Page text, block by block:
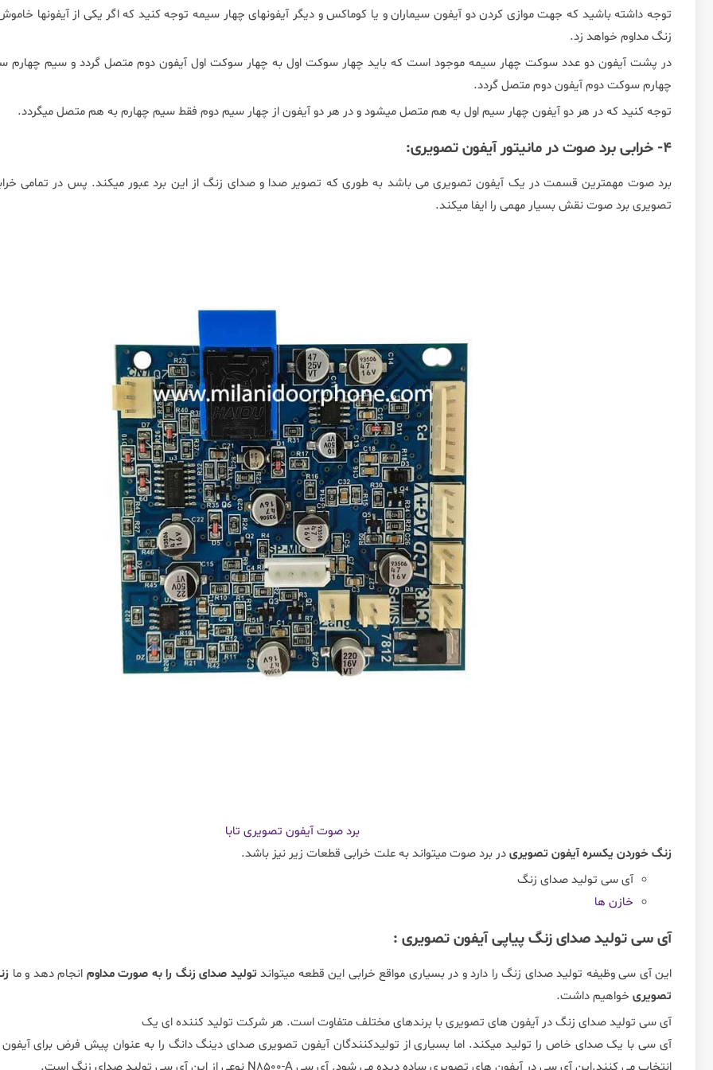
توجه داشته باشید که جهت موازی کردن دو آیفون سیماران و یا کوماکس و دیگر آیفونهای چهار سیمه توجه کنید که اگر یکی از آیفونها
زنگ مداوم خواهد زد.
در پشت آیفون دو عدد سوکت چهار سیمه موجود است که باید چهار سوکت اول به چهار سوکت اول آیفون دوم متصل گردد و سیم
چهارم سوکت دوم آیفون دوم متصل گردد.
توجه کنید که در هر دو آیفون چهار سیم اول به هم متصل میشود و در هر دو آیفون از چهار سیم دوم فقط سیم چهارم به هم متصل میگردد.
4- خرابی برد صوت در مانیتور آیفون تصویری:
برد صوت مهمترین قسمت در یک آیفون تصویری می باشد به طوری که تصویر صدا و صدای زنگ از این برد عبور میکند. پس در تمامی
تصویری برد صوت نقش بسیار مهمی را ایفا میکند.
برد صوت آیفون تصویری تابا
زنگ خوردن یکسره آیفون تصویریدر برد صوت میتواند به علت خرابی قطعات زیر نیز باشد.
آی سی تولید صدای زنگ
خازن ها
آی سی تولید صدای زنگ پیاپی آیفون تصویری :
این آی سی وظیفه تولید صدای زنگ را دارد و در بسیاری مواقع خرابی این قطعه میتواندتولید صدای زنگ را به صورت مداوم انجام دهد و ما
تصویری خواهیم داشت.
آی سی تولید صدای زنگ در آیفون های تصویری با برندهای مختلف متفاوت است. هر شرکت تولید کننده ای یک
آی سی با یک صدای خاص را تولید میکند. اما بسیاری از تولیدکنندگان آیفون تصویری صدای دینگ دانگ را به عنوان پیش فرض برای